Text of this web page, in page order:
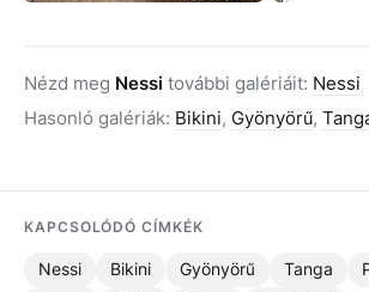
Nézd meg Nessi további galériáit: Nessi
Hasonló galériák: Bikini, Gyönyörű,
KAPCSOLÓDÓ CÍMKÉK
Nessi Bikini Gyönyörű Tanga